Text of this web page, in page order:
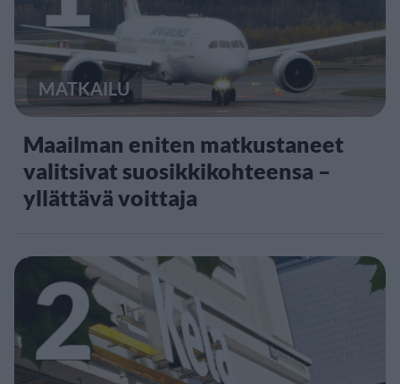
MATKAILU
Maailman eniten matkustaneet
valitsivat suosikkikohteensa –
yllättävä voittaja
2